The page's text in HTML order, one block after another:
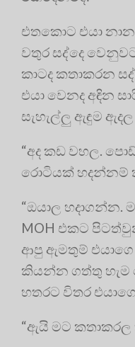
එතකොට එයා නාන
වතුර සද්දෙ
කාටද කතාකරන
එයා වෙනද අඳින
සැහැල්ලු ඇඳුම
“අද කඩ වහල.
රොටියක් හදන්නම්
“ඔයාල හදාගන්න.
MOH එකට
ආපු ඇමතුම්
කියන්න ගත්තු හැම
හතරට විතර
“ඇයි මට කතාකරල